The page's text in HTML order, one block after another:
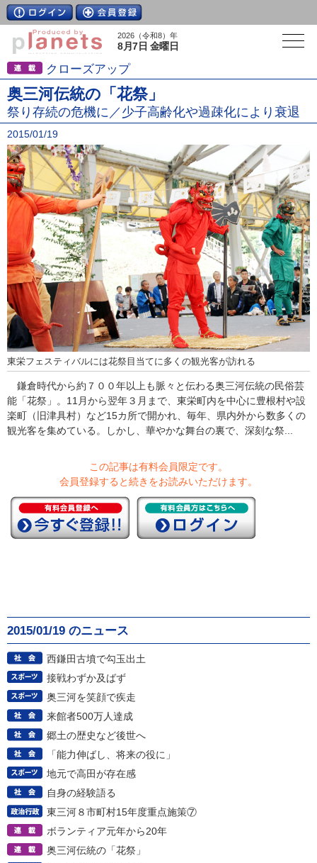
2026（令和8）年
8月7日 金曜日
クローズアップ
奥三河伝統の「花祭」
祭り存続の危機に／少子高齢化や過疎化により衰退
2015/01/19
東栄フェスティバルには花祭目当てに多くの観光客が訪れる
鎌倉時代から約７００年以上も脈々と伝わる奥三河伝統の民俗芸
能「花祭」。11月から翌年３月まで、東栄町内を中心に豊根村や設
楽町（旧津具村）など15カ所で開かれ、毎年、県内外から数多くの
観光客を集めている。しかし、華やかな舞台の裏で、深刻な祭...
この記事は有料会員限定です。
会員登録すると続きをお読みいただけます。
2015/01/19 のニュース
西鎌田古墳で勾玉出土
接戦わずか及ばず
奥三河を笑顔で疾走
来館者500万人達成
郷土の歴史など後世へ
「能力伸ばし、将来の役に」
地元で高田が存在感
自身の経験語る
東三河８市町村15年度重点施策⑦
ボランティア元年から20年
奥三河伝統の「花祭」